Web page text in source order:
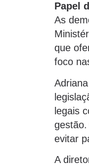
Papel
As
que
foco
legais
evitar
A